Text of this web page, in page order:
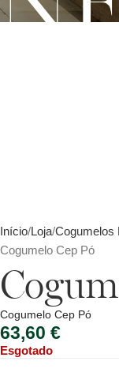
Início Loja Cogumelos
Cogumelo Cep Pó
Cogumelo Cep Pó
63,60 €
Esgotado